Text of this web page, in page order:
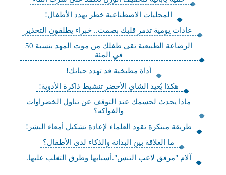
المحليات الاصطناعية خطر يهدد الأطفال!
عادات يومية تدمر قلبك بصمت.. خبراء يطلقون التحذير
الرضاعة الطبيعية تقي طفلك من موت المهد بنسبة 50
في المئة
أداة مطبخية قد تهدد حياتك!
هكذا يُعيد الشاي الأخضر تنشيط ذاكرة الأدوية!
ماذا يحدث لجسمك عند التوقف عن تناول الخضراوات
والفواكه؟
طريقة مبتكرة تقود العلماء لإعادة تشكيل أمعاء البشر!
ما العلاقة بين البدانة والذكاء لدى الأطفال؟
آلام "مرفق لاعب التنس".أسبابها وطرق التغلب عليها.